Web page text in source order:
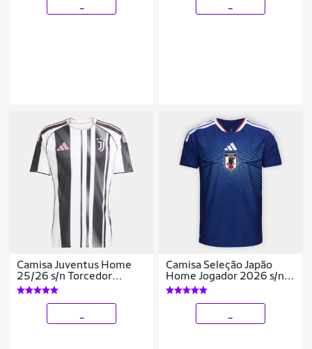
Camisa Juventus Home
25/26 s/n Torcedor
Adidas Masculina
Camisa Seleção Japão
Home Jogador 2026 s/n
Adidas Masculina